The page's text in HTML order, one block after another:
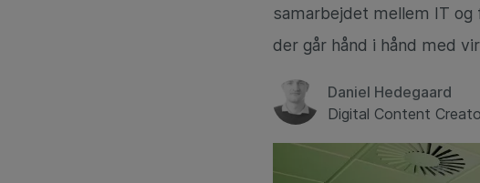
samarbejdet mellem IT
der går hånd i hånd med
Daniel Hedegaard
Digital Content